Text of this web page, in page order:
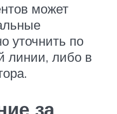
может
уточнить по
линии, либо в